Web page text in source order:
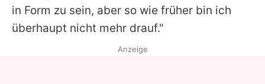
in Form zu sein, aber so wie früher bin ich
überhaupt nicht mehr drauf."
Anzeige